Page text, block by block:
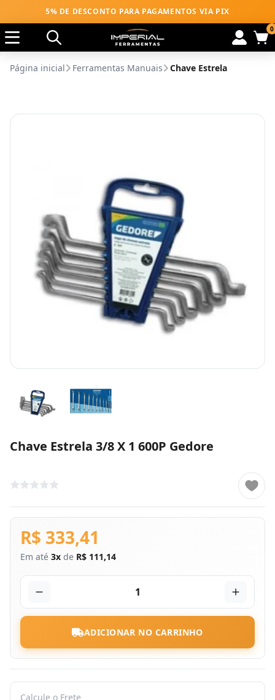
5% DE DESCONTO PARA PAGAMENTOS VIA PIX
0
Página inicial Ferramentas Manuais Chave Estrela
Chave Estrela 3/8 X 1 600P Gedore
R$ 333,41
Em até 3x de R$ 111,14
1
ADICIONAR NO CARRINHO